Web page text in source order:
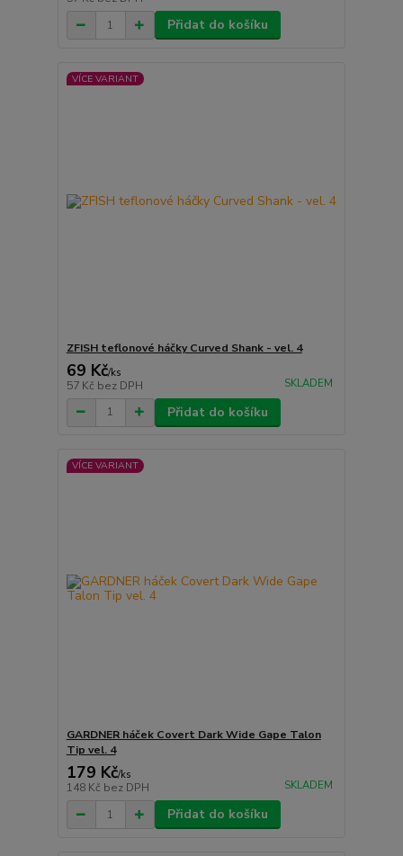
Přidat do košíku
VÍCE VARIANT
ZFISH teflonové háčky Curved Shank - vel. 4
69 Kč/ks
57 Kč bez DPH SKLADEM
Přidat do košíku
VÍCE VARIANT
GARDNER háček Covert Dark Wide Gape Talon
Tip vel. 4
179 Kč/ks
148 Kč bez DPH SKLADEM
Přidat do košíku